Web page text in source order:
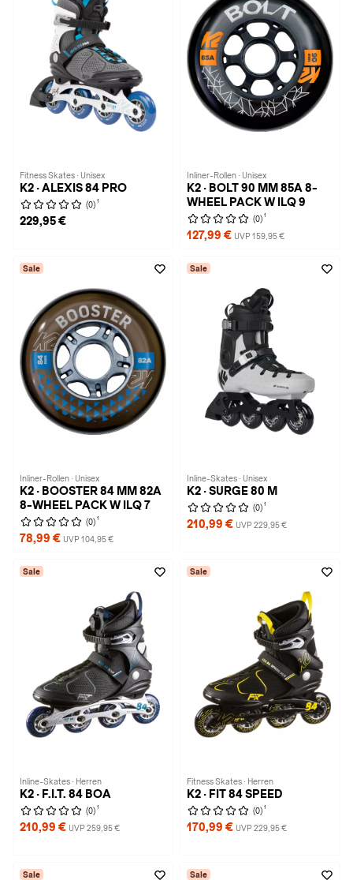
Fitness Skates · Unisex
K2 · ALEXIS 84 PRO
(0) 1
229,95 €
Inliner-Rollen · Unisex
K2 · BOLT 90 MM 85A 8-
WHEEL PACK W ILQ 9
(0) 1
127,99 € UVP 159,95 €
Sale
Inliner-Rollen · Unisex
K2 · BOOSTER 84 MM 82A
8-WHEEL PACK W ILQ 7
(0) 1
78,99 € UVP 104,95 €
Sale
Inline-Skates · Unisex
K2 · SURGE 80 M
(0) 1
210,99 € UVP 229,95 €
Sale
Inline-Skates · Herren
K2 · F.I.T. 84 BOA
(0) 1
210,99 € UVP 259,95 €
Sale
Fitness Skates · Herren
K2 · FIT 84 SPEED
(0) 1
170,99 € UVP 229,95 €
Sale Sale